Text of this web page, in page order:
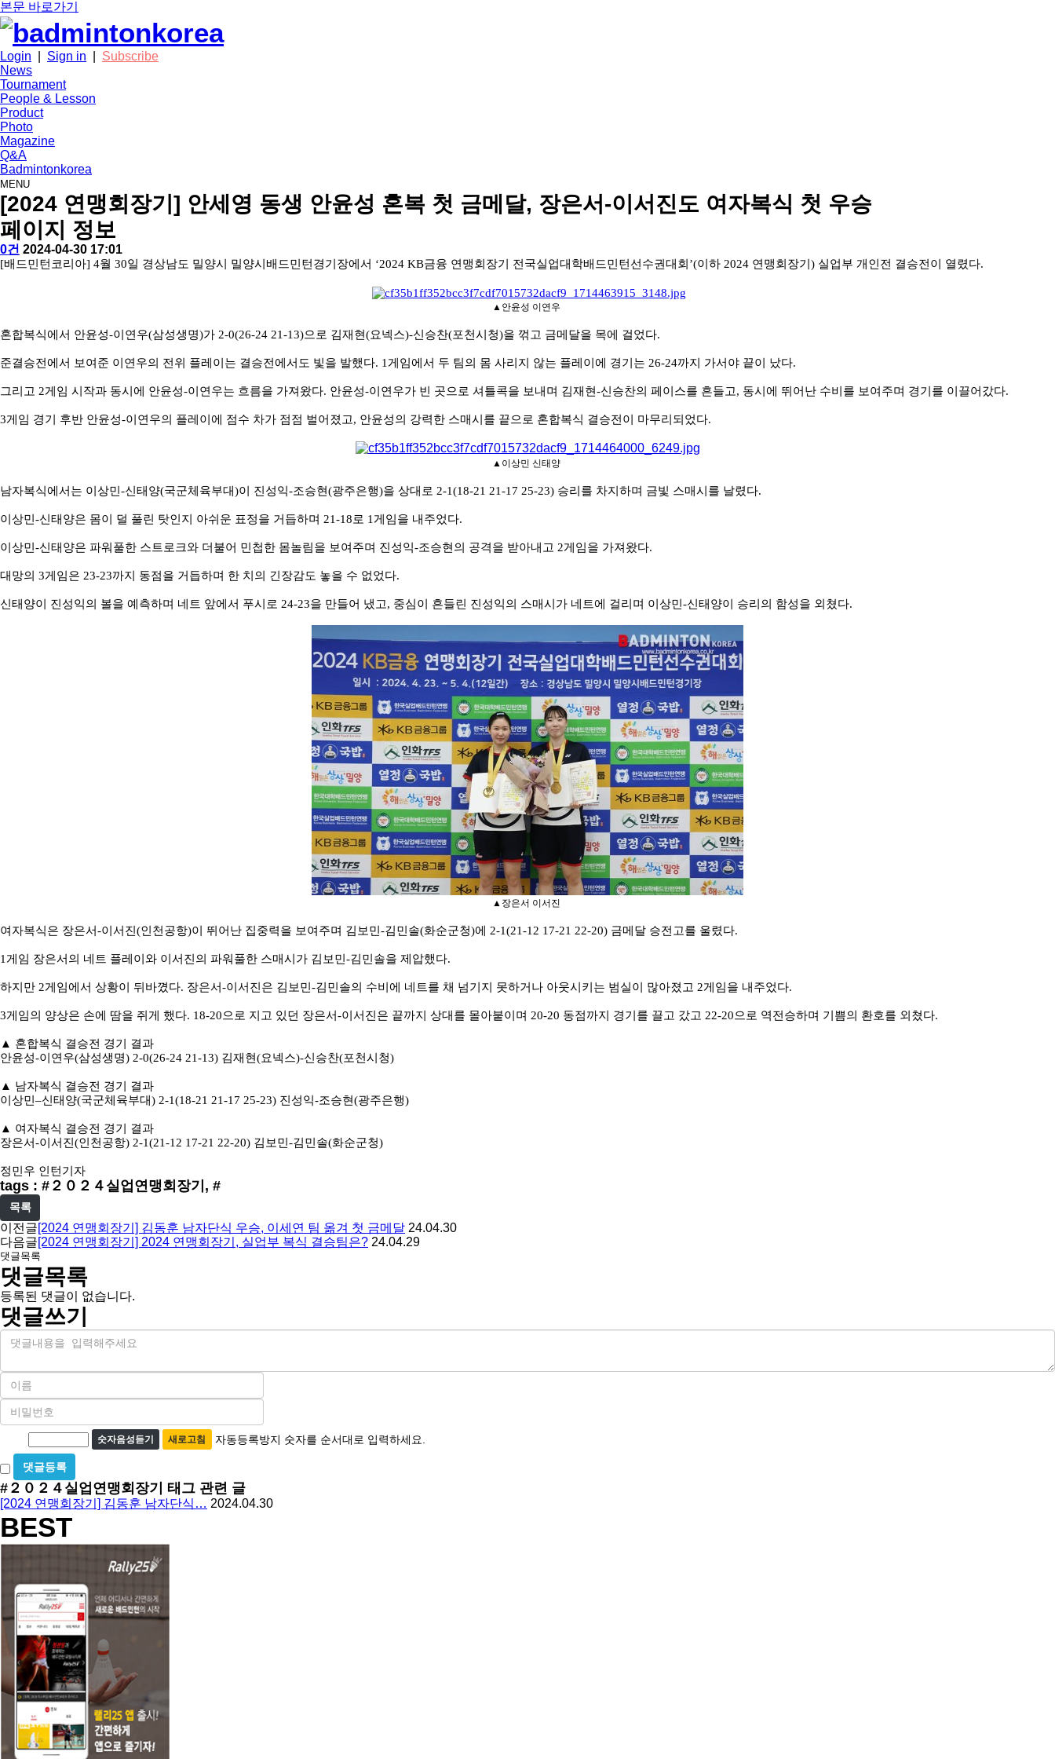
본문 바로가기
Login Sign in
Subscribe
News
Tournament
People & Lesson
Product
Photo
Magazine
Q&A
Badmintonkorea
MENU
tournament
[2024 연맹회장기] 안세영 동생 안윤성 혼복 첫 금메달, 장은서-이서진도 여자복식 첫 우승
페이지 정보
작
성
배
드
아
댓
글
0건 작
성
2024-04-30 17:01
본
[배드민턴코리아] 4월 30일 경상남도 밀양시 밀양시배드민턴경기장에서 ‘2024 KB금융 연맹회장기 전국실업대학배드민턴선수권대회 ’(이하 2024 연맹회장기 ) 실업부 개인전 결승전이 열렸다.
▲안윤성 이연우
혼합복식에서 안윤성-이연우(삼성생명)가 2-0(26-24 21-13)으로 김재현(요넥스)-신승찬(포천시청)을 꺾고 금메달을 목에 걸었다.
준결승전에서 보여준 이연우의 전위 플레이는 결승전에서도 빛을 발했다. 1게임에서 두 팀의 몸 사리지 않는 플레이에 경기는 26-24까지 가서야 끝이 났다.
그리고 2게임 시작과 동시에 안윤성-이연우는 흐름을 가져왔다. 안윤성-이연우가 빈 곳으로 셔틀콕을 보내며 김재현-신승찬의 페이스를 흔들고, 동시에 뛰어난 수비를 보여주며 경기를 이끌어갔다.
3게임 경기 후반 안윤성-이연우의 플레이에 점수 차가 점점 벌어졌고, 안윤성의 강력한 스매시를 끝으로 혼합복식 결승전이 마무리되었다.
▲이상민 신태양
남자복식에서는 이상민 -신태양(국군체육부대)이 진성익-조승현(광주은행)을 상대로 2-1(18-21 21-17 25-23) 승리를 차지하며 금빛 스매시를 날렸다.
이상민 -신태양은 몸이 덜 풀린 탓인지 아쉬운 표정을 거듭하며 21-18로 1 게임을 내주었다.
이상민 -신태양은 파워풀한 스트로크와 더불어 민첩한 몸놀림을 보여주며 진성익-조승현의 공격을 받아내고 2게임을 가져왔다.
대망의 3게임은 23-23까지 동점을 거듭하며 한 치의 긴장감도 놓을 수 없었다.
신태양이 진성익의 볼을 예측하며 네트 앞에서 푸시로 24-23을 만들어 냈고, 중심이 흔들린 진성익의 스매시가 네트에 걸리며 이상민 -신태양이 승리의 함성을 외쳤다.
▲장은서 이서진
여자복식은 장은서-이서진 (인천공항)이 뛰어난 집중력을 보여주며 김보민 -김민솔(화순군청)에 2-1(21-12 17-21 22-20) 금메달 승전고를 울렸다.
1 게임 장은서의 네트 플레이와 이서진의 파워풀한 스매시가 김보민 -김민솔을 제압했다.
하지만 2게임에서 상황이 뒤바꼈다. 장은서-이서진은 김보민 -김민솔의 수비에 네트를 채 넘기지 못하거나 아웃시키는 범실이 많아졌고 2게임을 내주었다.
3게임의 양상은 손에 땀을 쥐게 했다. 18-20으로 지고 있던 장은서-이서진은 끝까지 상대를 몰아붙이며 20-20 동점까지 경기를 끌고 갔고 22-20으로 역전승하며 기쁨의 환호를 외쳤다.
▲ 혼합복식 결승전 경기 결과
안윤성-이연우(삼성생명) 2-0(26-24 21-13) 김재현(요넥스)-신승찬(포천시청)
▲ 남자복식 결승전 경기 결과
이상민 –신태양(국군체육부대) 2-1(18-21 21-17 25-23) 진성익-조승현(광주은행)
▲ 여자복식 결승전 경기 결과
장은서-이서진 (인천공항) 2-1(21-12 17-21 22-20) 김보민 -김민솔(화순군청)
정민우 인턴기자
tags : #２０２４실업연맹회장기, #
목록
이전글[2024 연맹회장기] 김동훈 남자단식 우승, 이세연 팀 옮겨 첫 금메달 24.04.30
다음글[2024 연맹회장기] 2024 연맹회장기, 실업부 복식 결승팀은? 24.04.29
댓글목록
댓글목록
등록된 댓글이 없습니다.
댓글쓰기
내
이
필
수
비
밀
필
수
동
등
록
방
지
숫자음성듣기 새로고침 자동등록방지 숫자를 순서대로 입력하세요.
비
밀
글
사
용
#２０２４실업연맹회장기 태그 관련 글
[2024 연맹회장기] 김동훈 남자단식… 2024.04.30
BEST